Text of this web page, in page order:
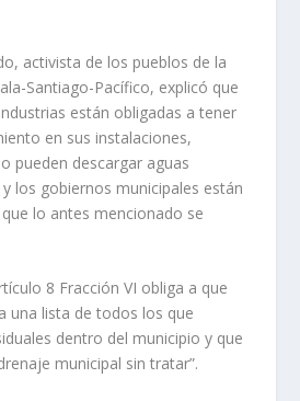
activista de los pueblos de la
Santiago-Pacífico, explicó que
están obligadas a tener
en sus instalaciones,
pueden descargar aguas
los gobiernos municipales están
lo antes mencionado se
8 Fracción VI obliga a que
una lista de todos los que
dentro del municipio y que
municipal sin tratar”.